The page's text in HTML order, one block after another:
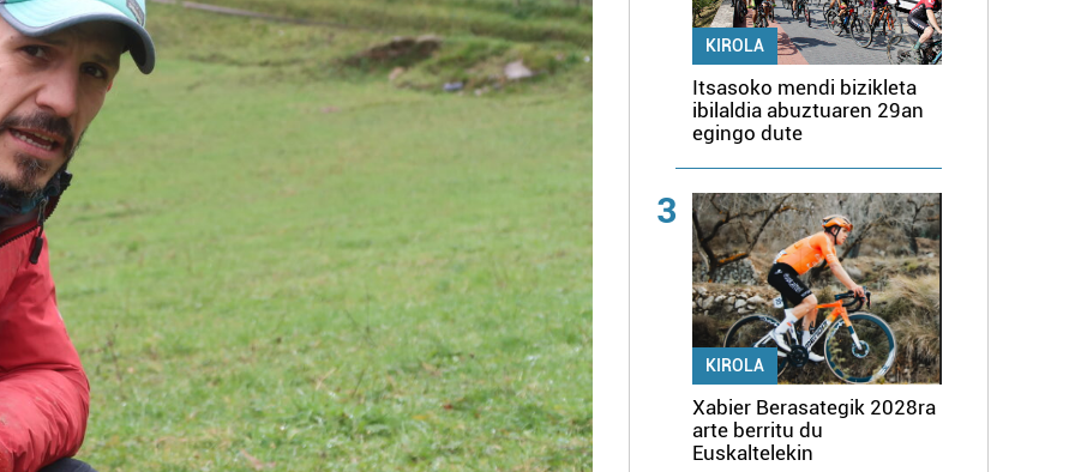
KIROLA
Itsasoko mendi bizikleta
ibilaldia abuztuaren 29an
egingo dute
3
KIROLA
Xabier Berasategik 2028ra
arte berritu du
Euskaltelekin